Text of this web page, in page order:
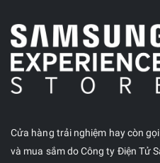
Cửa hàng trải nghiệm hay còn
và mua sắm do Công ty Điện Tử